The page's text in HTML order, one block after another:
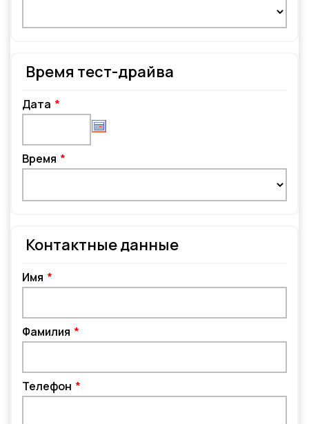
Время тест-драйва
Дата
Время
Контактные данные
Имя
Фамилия
Телефон